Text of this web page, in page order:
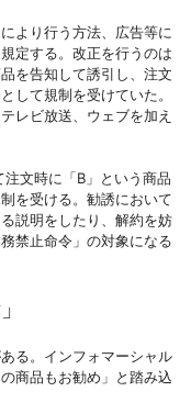
より行う方法、広告等に
定する。改正を行うのは
を告知して誘引し、注文
して規制を受けていた。
レビ放送、ウェブを加え
文時に「B」という商品
を受ける。勧誘において
説明をしたり、解約を妨
禁止命令」の対象になる
る。インフォマーシャル
商品もお勧め」と踏み込